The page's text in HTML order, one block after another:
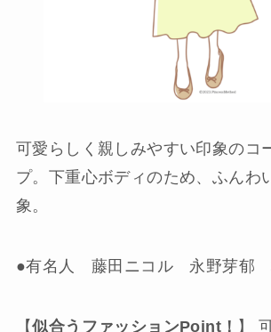
可愛らしく親しみやすい印象のコ
プ。下重心ボディのため、ふんわ
象。
●有名人 藤田ニコル 永野芽郁
【似合うファッションPoint！ 】